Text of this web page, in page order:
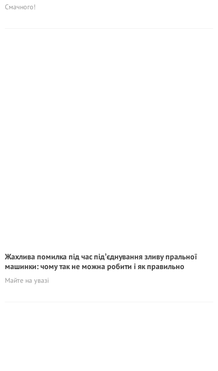
Смачного!
Жахлива помилка під час підʼєднування зливу пральної
машинки: чому так не можна робити і як правильно
Майте на увазі